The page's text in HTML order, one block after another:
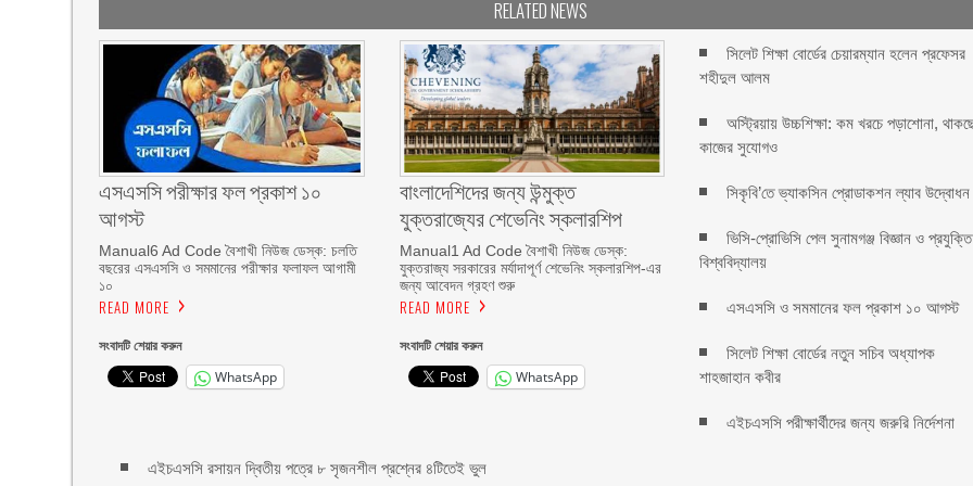
RELATED NEWS
এসএসসি পরীক্ষার ফল প্রকাশ ১০
আগস্ট
Manual6 Ad Code বৈশাখী নিউজ ডেস্ক: চলতি
বছরের এসএসসি ও সমমানের পরীক্ষার ফলাফল আগামী
১০
READ MORE
সংবাদটি শেয়ার করুন
WhatsApp
বাংলাদেশিদের জন্য উন্মুক্ত
যুক্তরাজ্যের শেভেনিং স্কলারশিপ
Manual1 Ad Code বৈশাখী নিউজ ডেস্ক:
যুক্তরাজ্য সরকারের মর্যাদাপূর্ণ শেভেনিং স্কলারশিপ-এর
জন্য আবেদন গ্রহণ শুরু
READ MORE
সংবাদটি শেয়ার করুন
WhatsApp
সিলেট শিক্ষা বোর্ডের চেয়ারম্যান হলেন প্রফেসর
শহীদুল আলম
অস্ট্রিয়ায় উচ্চশিক্ষা: কম খরচে পড়াশোনা,
কাজের সুযোগও
সিকৃবি’তে ভ্যাকসিন প্রোডাকশন ল্যাব উদ্বোধন
ভিসি-প্রোভিসি পেল সুনামগঞ্জ বিজ্ঞান ও প্রযুক্তি
বিশ্ববিদ্যালয়
এসএসসি ও সমমানের ফল প্রকাশ ১০ আগস্ট
সিলেট শিক্ষা বোর্ডের নতুন সচিব অধ্যাপক
শাহজাহান কবীর
এইচএসসি পরীক্ষার্থীদের জন্য জরুরি নির্দেশনা
এইচএসসি রসায়ন দ্বিতীয় পত্রে ৮ সৃজনশীল প্রশ্নের ৪টিতেই ভুল